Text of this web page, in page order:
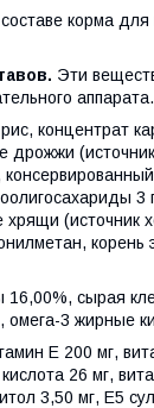
корма
Эти
аппарата.
концентрат
дрожжи
3
(источник
корень
сырая
3 жирные
Е 200 мг,
26 мг,
3,50 мг, Е5